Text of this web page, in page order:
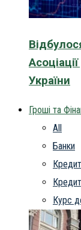
України
Гроші та
All
Банки
Курс